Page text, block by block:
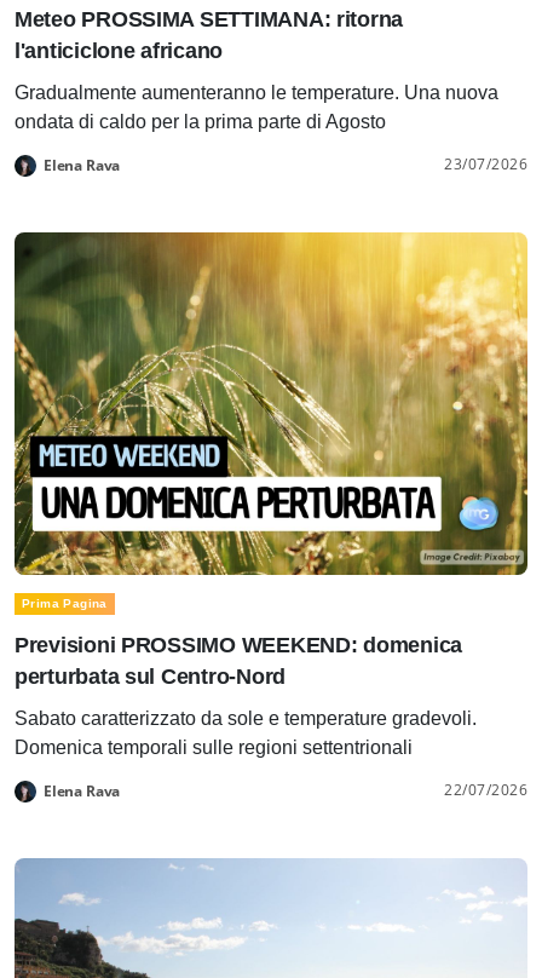
Meteo PROSSIMA SETTIMANA: ritorna
l'anticiclone africano
Gradualmente aumenteranno le temperature. Una nuova
ondata di caldo per la prima parte di Agosto
Elena Rava 23/07/2026
Prima Pagina
Previsioni PROSSIMO WEEKEND: domenica
perturbata sul Centro-Nord
Sabato caratterizzato da sole e temperature gradevoli.
Domenica temporali sulle regioni settentrionali
Elena Rava 22/07/2026